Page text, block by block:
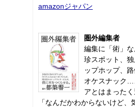
amazonジャパン
圏外編集者
編集に「術」な
珍スポット、
ップホップ、
オケスナック
アとはまったく
「なんだかわからないけど、